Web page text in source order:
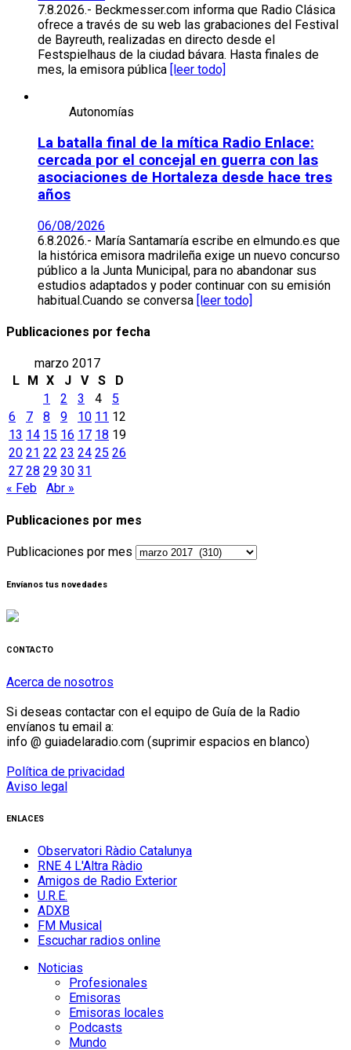
7.8.2026.- Beckmesser.com informa que Radio Clásica
ofrece a través de su web las grabaciones del Festival
de Bayreuth, realizadas en directo desde el
Festspielhaus de la ciudad bávara. Hasta finales de
mes, la emisora pública
[leer todo]
Autonomías
La batalla final de la mítica Radio Enlace:
cercada por el concejal en guerra con las
asociaciones de Hortaleza desde hace tres
años
06/08/2026
6.8.2026.- María Santamaría escribe en elmundo.es que
la histórica emisora madrileña exige un nuevo concurso
público a la Junta Municipal, para no abandonar sus
estudios adaptados y poder continuar con su emisión
habitual.Cuando se conversa [leer todo]
Publicaciones por fecha
marzo 2017
L
M X J V S
D
1
2 3 4
5
6
7 8 9 10 11 12
13 14 15 16 17 18 19
20 21 22 23 24 25 26
27 28 29 30 31
« Feb
Abr »
Publicaciones por mes
Publicaciones por mes
Envíanos tus novedades
CONTACTO
Acerca de nosotros
Si deseas contactar con el equipo de Guía de la Radio
envíanos tu email a:
info @ guiadelaradio.com (suprimir espacios en blanco)
Política de privacidad
Aviso legal
ENLACES
Observatori Ràdio Catalunya
RNE 4 L'Altra Ràdio
Amigos de Radio Exterior
U.R.E.
ADXB
FM Musical
Escuchar radios online
Noticias
Profesionales
Emisoras
Emisoras locales
Podcasts
Mundo